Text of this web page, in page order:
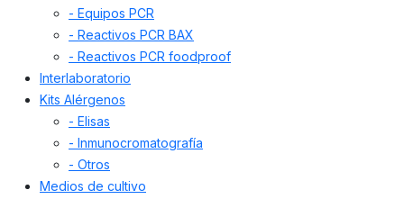
- Equipos PCR
- Reactivos PCR BAX
- Reactivos PCR foodproof
Interlaboratorio
Kits Alérgenos
- Elisas
- Inmunocromatografía
- Otros
Medios de cultivo